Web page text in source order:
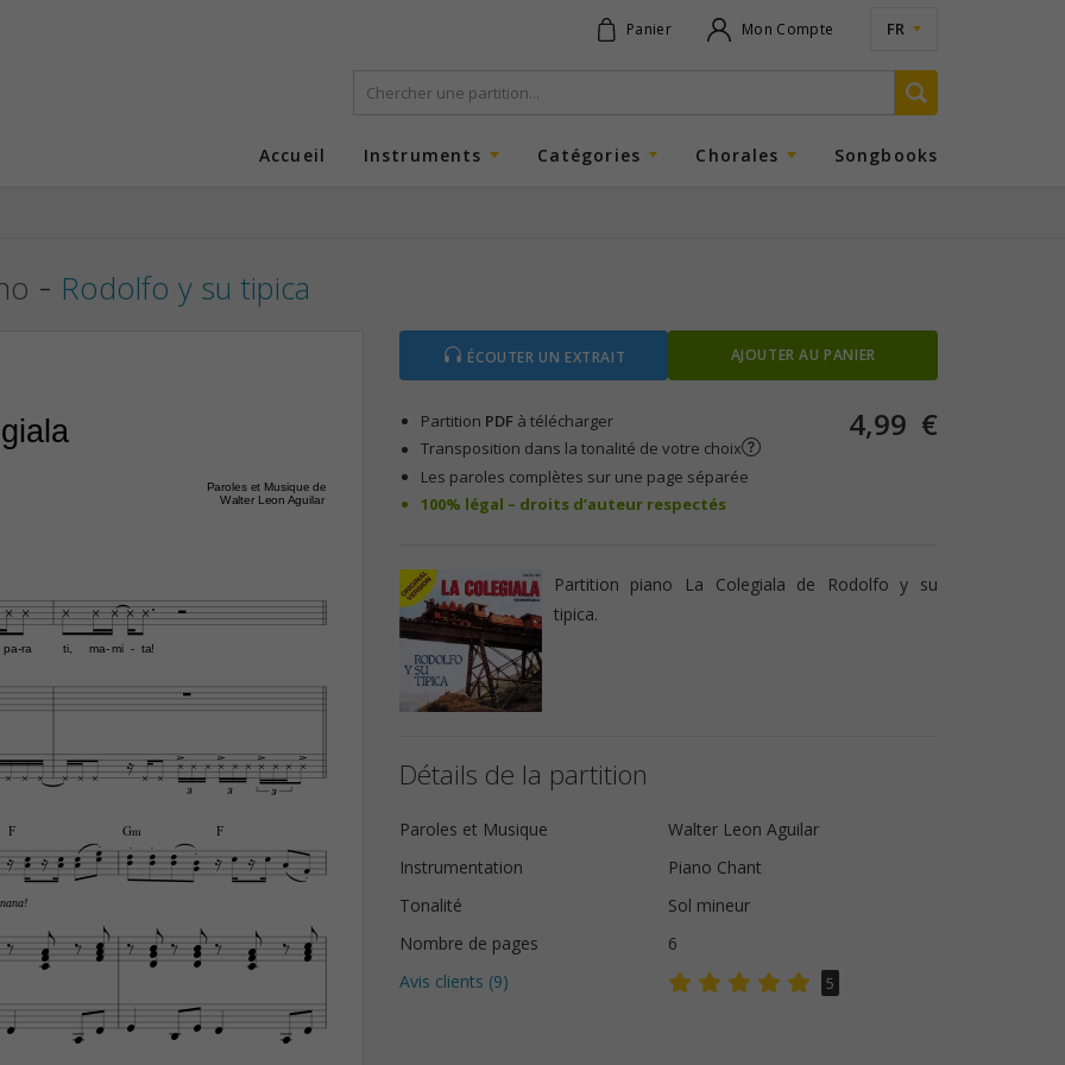
Panier Mon Compte FR
Accueil Instruments Catégories Chorales Songbooks
- Rodolfo y su tipica
Paroles et Musique de
Walter Leon Aguilar
pa ra
- ti, ma mi
- ta!
-

   
3 3 3
F G‹
 F
  

    
                  
 
  
 
 
 
 
 
 
      
 

  

  

 

 

  


        
ÉCOUTER UN EXTRAIT AJOUTER AU PANIER
Partition PDF à télécharger
Transposition dans la tonalité de votre choix
Les paroles complètes sur une page séparée
100% légal – droits d’auteur respectés
4,99 €
Partition piano La Colegiala de Rodolfo y su
tipica.
Détails de la partition
Paroles et Musique
Walter Leon Aguilar
Instrumentation
Piano Chant
Tonalité
Sol mineur
Nombre de pages
6
Avis clients (9) 5